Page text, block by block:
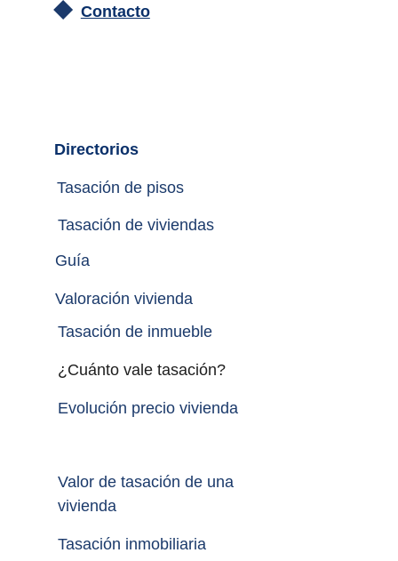
Contacto
Directorios
Tasación de pisos
Tasación de viviendas
Guía
Valoración vivienda
Tasación de inmueble
Valor de tasación de una
vivienda
Tasación inmobiliaria
¿Cuánto vale tasación?
Evolución precio vivienda